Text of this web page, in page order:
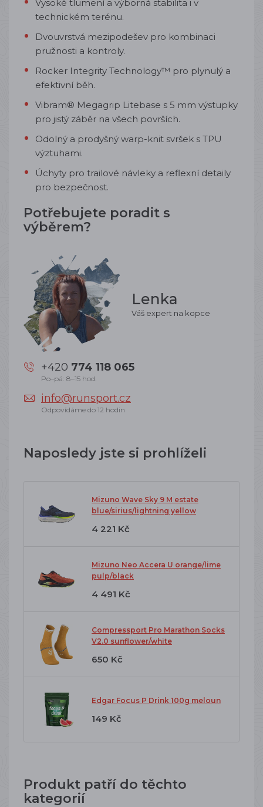
Vysoké tlumení a výborná stabilita i v
technickém terénu.
Dvouvrstvá mezipodešev pro kombinaci
pružnosti a kontroly.
Rocker Integrity Technology™ pro plynulý a
efektivní běh.
Vibram® Megagrip Litebase s 5 mm výstupky
pro jistý záběr na všech površích.
Odolný a prodyšný warp-knit svršek s TPU
výztuhami.
Úchyty pro trailové návleky a reflexní detaily
pro bezpečnost.
Potřebujete poradit s
výběrem?
Lenka
Váš expert na kopce
+420 774 118 065
Po–pá: 8–15 hod.
info@runsport.cz
Odpovídáme do 12 hodin
Naposledy jste si prohlíželi
Mizuno Wave Sky 9 M estate
blue/sirius/lightning yellow
4 221 Kč
Mizuno Neo Accera U orange/lime
pulp/black
4 491 Kč
Compressport Pro Marathon Socks
V2.0 sunflower/white
650 Kč
Edgar Focus P Drink 100g meloun
149 Kč
Produkt patří do těchto
kategorií